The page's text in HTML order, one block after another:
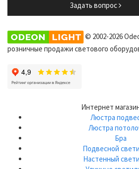
Задать вопрос
© 2002-2026
розничные продажи светового
Интернет
Люстра
Люстра
Бра
Подвесной
Настенный